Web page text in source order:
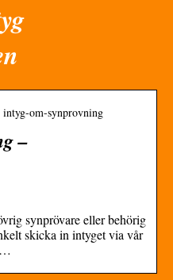
intyg-om-synprovning
–
synprövare eller behörig
skicka in intyget via vår
…